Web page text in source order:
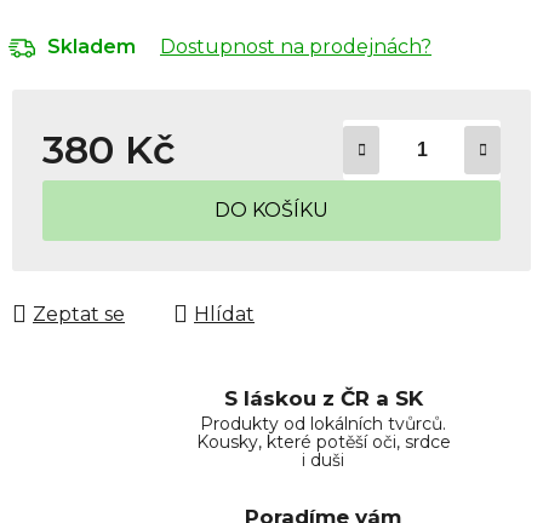
Skladem Dostupnost na prodejnách?
380 Kč
Měrná cena:
DO KOŠÍKU
Zeptat se Hlídat
S láskou z ČR a SK
Produkty od lokálních tvůrců.
Kousky, které potěší oči, srdce
i duši
Poradíme vám